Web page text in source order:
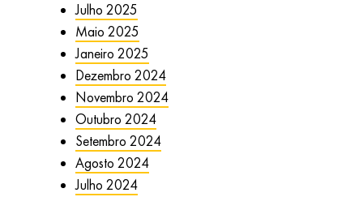
Julho 2025
Maio 2025
Janeiro 2025
Dezembro 2024
Novembro 2024
Outubro 2024
Setembro 2024
Agosto 2024
Julho 2024